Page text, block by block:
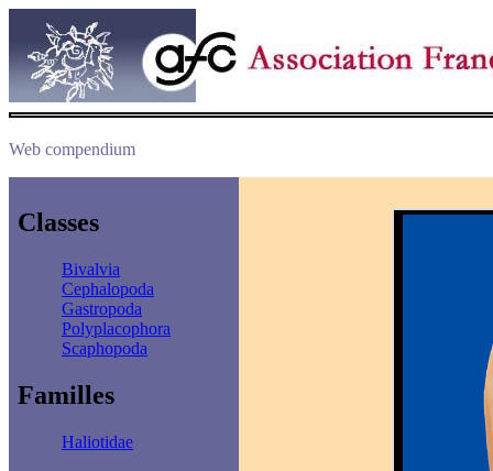
Web compendium
Classes
Bivalvia
Cephalopoda
Gastropoda
Polyplacophora
Scaphopoda
Familles
Haliotidae